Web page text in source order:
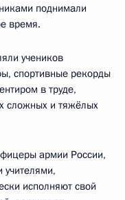
поднимали
время.
учеников
спортивные рекорды
в труде,
сложных и тяжёлых
армии России,
исполняют свой